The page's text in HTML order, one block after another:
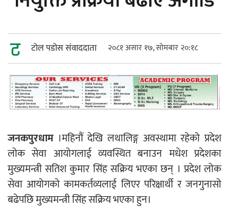
रौतहटमा चट्याङ लाग्दा एककोे मृत्यु
श्रीमती बलात्कार मुद्दामा श्रीमान्लाई छ महिना
कैद, एक लाख रुपैयाँ क्षतिपूर्ति
टोल पडोस संवाददाता २०८१ असार १७, सोमबार २०:१८
जनकपुरधाम।महिनौं देखि लथालिङ्ग अवस्थामा रहेको प्रदेश
लोक सेवा आयोगलाई व्यवस्थित बनाउन मधेश प्रदेशका
मुख्यमन्त्री सतिश कुमार सिंह सक्रिय भएका छन् । प्रदेश लोक
सेवा आयोगको कामकर्तव्यलाई लिएर परिक्षार्थी र जनगुनासो
बढेपछि मुख्यमन्त्री सिंह सक्रिय भएका हुन।